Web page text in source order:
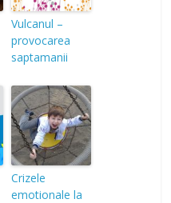
Vulcanul –
provocarea
saptamanii
Crizele
emotionale la